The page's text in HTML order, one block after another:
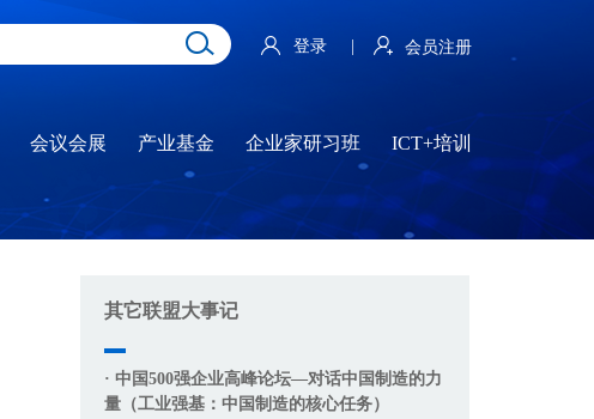
登录 会员注册
会议会展 产业基金 企业家研习班 ICT+培训
其它联盟大事记
· 中国500强企业高峰论坛—对话中国制造的力
量（工业强基：中国制造的核心任务）